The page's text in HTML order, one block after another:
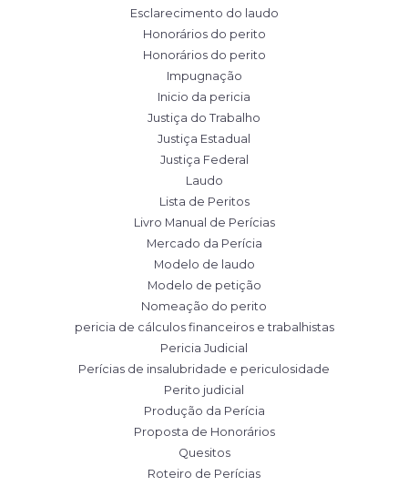
Esclarecimento do laudo
Honorários do perito
Honorários do perito
Impugnação
Inicio da pericia
Justiça do Trabalho
Justiça Estadual
Justiça Federal
Laudo
Lista de Peritos
Livro Manual de Perícias
Mercado da Perícia
Modelo de laudo
Modelo de petição
Nomeação do perito
pericia de cálculos financeiros e trabalhistas
Pericia Judicial
Perícias de insalubridade e periculosidade
Perito judicial
Produção da Perícia
Proposta de Honorários
Quesitos
Roteiro de Perícias